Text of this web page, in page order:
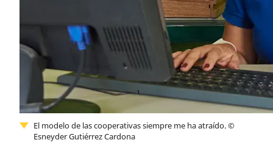
El modelo de las cooperativas siempre me ha atraído.©
Esneyder Gutiérrez Cardona